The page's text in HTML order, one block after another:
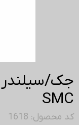
جک/
SMC
کد محصول: 1618